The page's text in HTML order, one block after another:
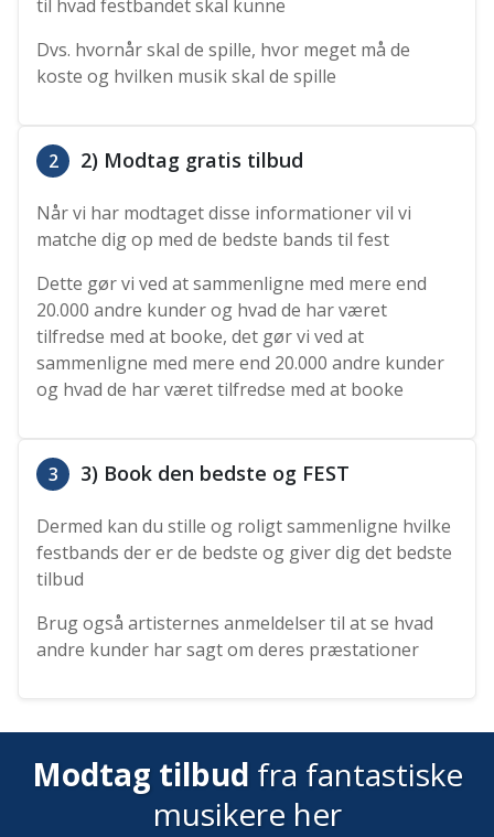
til hvad festbandet skal kunne
Dvs. hvornår skal de spille, hvor meget må de
koste og hvilken musik skal de spille
2 2) Modtag gratis tilbud
Når vi har modtaget disse informationer vil vi
matche dig op med de bedste bands til fest
Dette gør vi ved at sammenligne med mere end
20.000 andre kunder og hvad de har været
tilfredse med at booke, det gør vi ved at
sammenligne med mere end 20.000 andre kunder
og hvad de har været tilfredse med at booke
3 3) Book den bedste og FEST
Dermed kan du stille og roligt sammenligne hvilke
festbands der er de bedste og giver dig det bedste
tilbud
Brug også artisternes anmeldelser til at se hvad
andre kunder har sagt om deres præstationer
Modtag tilbud fra fantastiske
musikere her